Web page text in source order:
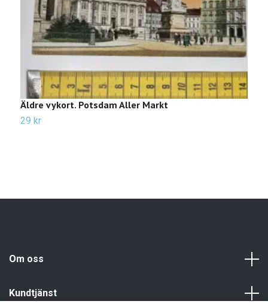
Äldre vykort. Potsdam Aller Markt
29 kr
Om oss
Kundtjänst